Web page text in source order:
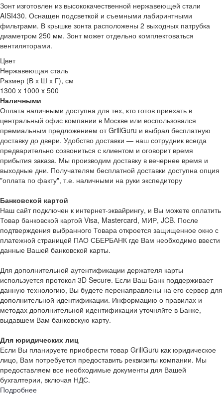
Зонт изготовлен из высококачественной нержавеющей стали
AISI430. Оснащен подсветкой и съемными лабиринтными
фильтрами. В крышке зонта расположены 2 выходных патрубка
диаметром 250 мм. Зонт может отдельно комплектоваться
вентиляторами.
Цвет
Нержавеющая сталь
Размер (В х Ш х Г), см
1300 x 1000 x 500
Наличными
Оплата наличными доступна для тех, кто готов приехать в
центральный офис компании в Москве или воспользовался
премиальным предложением от GrillGuru и выбрал бесплатную
доставку до двери. Удобство доставки — наш сотрудник всегда
предварительно созвониться с клиентом и оговорит время
прибытия заказа. Мы производим доставку в вечернее время и
выходные дни. Получателям бесплатной доставки доступна опция
"оплата по факту", т.е. наличными на руки экспедитору
Банковской картой
Наш сайт подключен к интернет-эквайрингу, и Вы можете оплатить
Товар банковской картой Visa, Mastercard, МИР, JCB. После
подтверждения выбранного Товара откроется защищенное окно с
платежной страницей ПАО СБЕРБАНК где Вам необходимо ввести
данные Вашей банковской карты.
Для дополнительной аутентификации держателя карты
используется протокол 3D Secure. Если Ваш Банк поддерживает
данную технологию, Вы будете перенаправлены на его сервер для
дополнительной идентификации. Информацию о правилах и
методах дополнительной идентификации уточняйте в Банке,
выдавшем Вам банковскую карту.
Для юридических лиц
Если Вы планируете приобрести товар GrillGuru как юридическое
лицо, Вам потребуется предоставить реквизиты компании. Мы
предоставляем все необходимые документы для Вашей
бухгалтерии, включая НДС.
Подробнее